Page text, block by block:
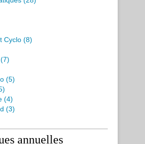
Cyclo (8)
(7)
(5)
(4)
(3)
annuelles